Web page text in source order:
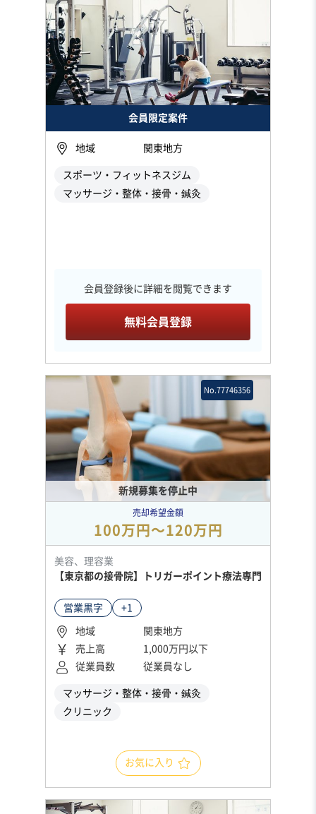
会員限定案件
地域 関東地方
スポーツ・フィットネスジム
マッサージ・整体・接骨・鍼灸
会員登録後に詳細を閲覧できます
無料会員登録
新規募集を停止中
No.77746356
売却希望金額
100万円〜120万円
美容、理容業
【東京都の接骨院】トリガーポイント療法専門
営業黒字 +1
地域
関東地方
売上高
1,000万円以下
従業員数
従業員なし
マッサージ・整体・接骨・鍼灸
クリニック
お気に入り